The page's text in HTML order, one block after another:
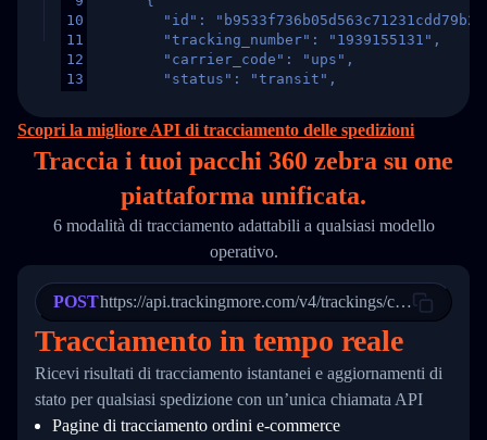
10
11
12
13
16
17
21
24
26
27
28
30
31
"id":
        "tracking_number": "1939155131",
        "carrier_code": "ups",
        "status": "transit",
        "itemTimeLength": 2,
        "weblink": "",
        "phone": null,
        "trackinfo": [
          {
            "Date": "2017-03-08 04: 22: 00",
"StatusDescription": "Departed
          },
          {
            "Date": "2017-03-06 15:28:00",
"StatusDescription": "Shipment
"Details": "BEIJING-
          }
        ]
      }
Scopri la migliore API di tracciamento delle spedizioni
Traccia i tuoi pacchi 360 zebra su one
piattaforma unificata.
6 modalità di tracciamento adattabili a qualsiasi modello
operativo.
POSThttps://api.trackingmore.com/v4/trackings/create
Tracciamento in tempo reale
Ricevi risultati di tracciamento istantanei e aggiornamenti di
stato per qualsiasi spedizione con un’unica chiamata API
Pagine di tracciamento ordini e‑commerce